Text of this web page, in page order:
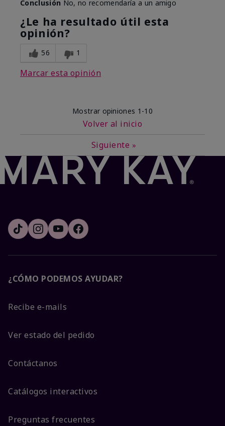
Conclusión No, no recomendaría a un amigo
¿Le ha resultado útil esta
opinión?
56 1
Marcar esta opinión
Mostrar opiniones 1-10
Volver al inicio
Siguiente »
¿CÓMO PODEMOS AYUDAR?
Recibe e-mails
Ver estado del pedido
Contáctanos
Catálogos interactivos
Preguntas frecuentes